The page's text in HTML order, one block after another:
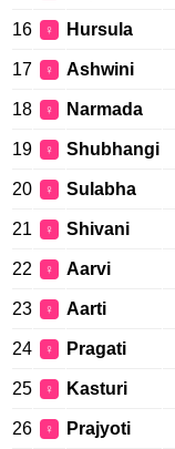
16 ♀ Hursula
17 ♀ Ashwini
18 ♀ Narmada
19 ♀ Shubhangi
20 ♀ Sulabha
21 ♀ Shivani
22 ♀ Aarvi
23 ♀ Aarti
24 ♀ Pragati
25 ♀ Kasturi
26 ♀ Prajyoti